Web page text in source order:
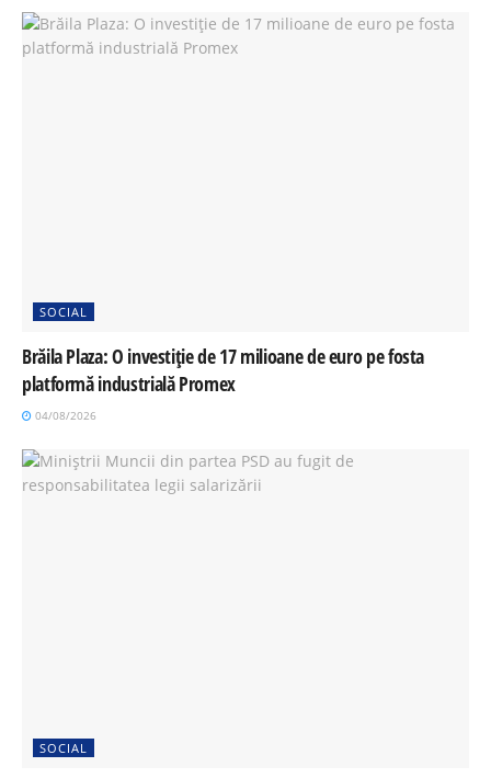
SOCIAL
Brăila Plaza: O investiție de 17 milioane de euro pe fosta
platformă industrială Promex
04/08/2026
SOCIAL